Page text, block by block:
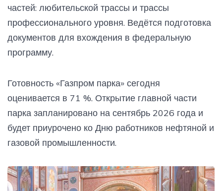
частей: любительской трассы и трассы
профессионального уровня. Ведётся подготовка
документов для вхождения в федеральную
программу.
Готовность «Газпром парка» сегодня
оценивается в 71 %. Открытие главной части
парка запланировано на сентябрь 2026 года и
будет приурочено ко Дню работников нефтяной и
газовой промышленности.